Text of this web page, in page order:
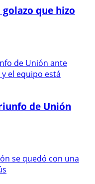
que hizo
de Unión